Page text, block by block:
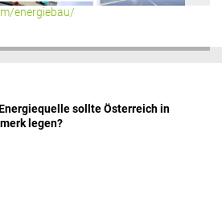
energiebau/
sollte Österreich in
legen?